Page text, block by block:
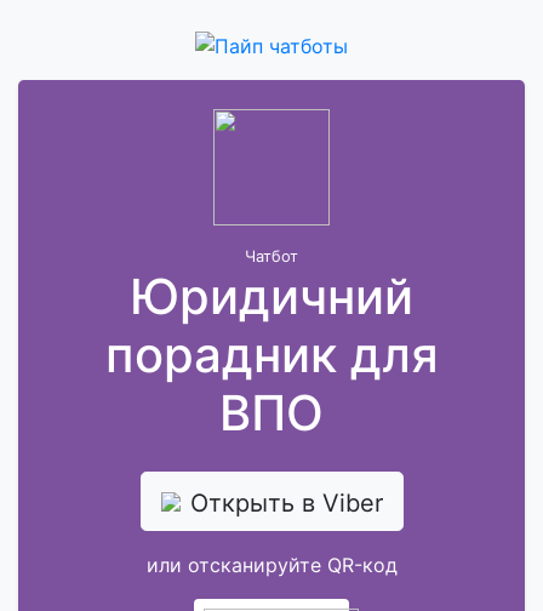
Чатбот
Юридичний
порадник для
ВПО
Открыть в Viber
или отсканируйте QR-код